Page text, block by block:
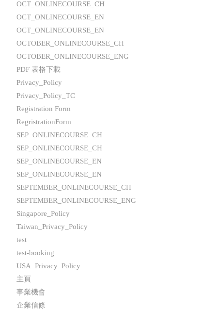
OCT_ONLINECOURSE_CH
OCT_ONLINECOURSE_EN
OCT_ONLINECOURSE_EN
OCTOBER_ONLINECOURSE_CH
OCTOBER_ONLINECOURSE_ENG
PDF 表格下載
Privacy_Policy
Privacy_Policy_TC
Registration Form
RegristrationForm
SEP_ONLINECOURSE_CH
SEP_ONLINECOURSE_CH
SEP_ONLINECOURSE_EN
SEP_ONLINECOURSE_EN
SEPTEMBER_ONLINECOURSE_CH
SEPTEMBER_ONLINECOURSE_ENG
Singapore_Policy
Taiwan_Privacy_Policy
test
test-booking
USA_Privacy_Policy
主頁
事業機會
企業信條